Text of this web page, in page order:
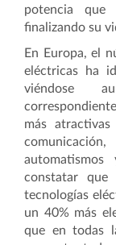
potencia que
finalizando su
En Europa, el
eléctricas ha
viéndose
más
constatar que
tecnologías
un 40% más
que en todas